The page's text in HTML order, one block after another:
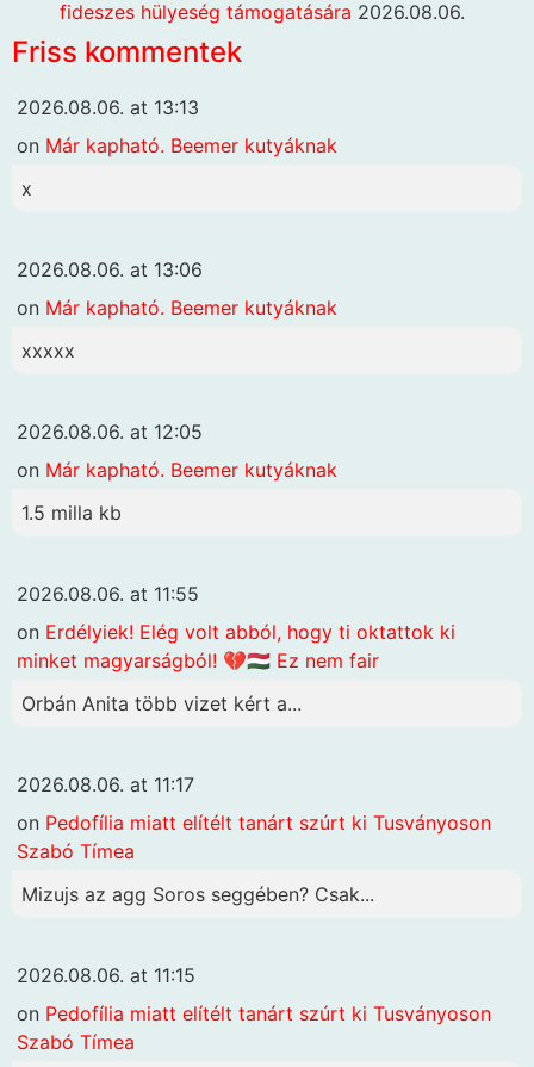
fideszes hülyeség támogatására 2026.08.06.
Friss kommentek
2026.08.06. at 13:13
on Már kapható. Beemer kutyáknak
x
2026.08.06. at 13:06
on Már kapható. Beemer kutyáknak
xxxxx
2026.08.06. at 12:05
on Már kapható. Beemer kutyáknak
1.5 milla kb
2026.08.06. at 11:55
on Erdélyiek! Elég volt abból, hogy ti oktattok ki
minket magyarságból! 💔🇭🇺 Ez nem fair
Orbán Anita több vizet kért a...
2026.08.06. at 11:17
on Pedofília miatt elítélt tanárt szúrt ki Tusványoson
Szabó Tímea
Mizujs az agg Soros seggében? Csak...
2026.08.06. at 11:15
on Pedofília miatt elítélt tanárt szúrt ki Tusványoson
Szabó Tímea